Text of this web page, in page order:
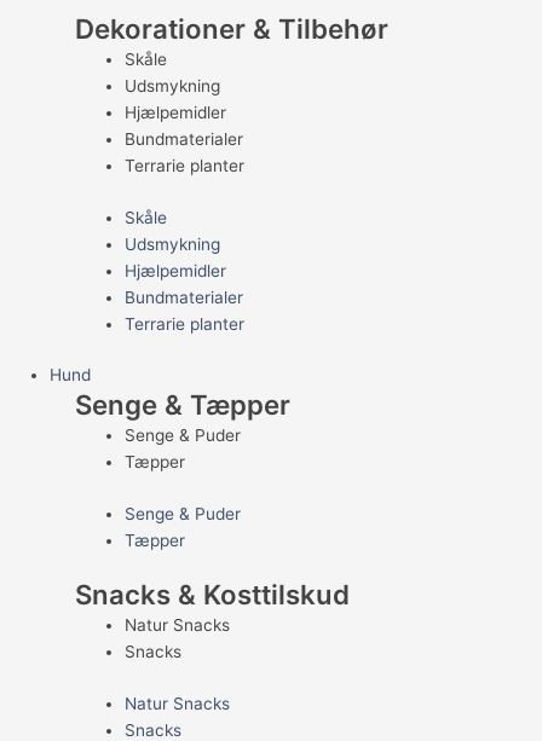
Dekorationer & Tilbehør
Skåle
Udsmykning
Hjælpemidler
Bundmaterialer
Terrarie planter
Skåle
Udsmykning
Hjælpemidler
Bundmaterialer
Terrarie planter
Hund
Senge & Tæpper
Senge & Puder
Tæpper
Senge & Puder
Tæpper
Snacks & Kosttilskud
Natur Snacks
Snacks
Natur Snacks
Snacks